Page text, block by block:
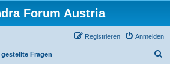
Forum Austria
Anmelden
Registrieren
Fragen